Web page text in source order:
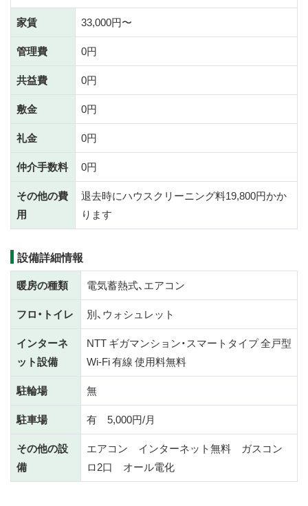
家賃
33,000円〜
管理費
0円
共益費
0円
敷金
0円
礼金
0円
仲介手数料
0円
その他の費
用
退去時にハウスクリーニング料19,800円かか
ります
設備詳細情報
暖房の種類
電気蓄熱式、エアコン
フロ・トイレ
別、ウォシュレット
インターネ
ット設備
NTT ギガマンション・スマートタイプ 全戸型
Wi-Fi 有線 使用料無料
駐輪場
無
駐車場
有 5,000円/月
その他の設
備
エアコン インターネット無料 ガスコン
ロ2口 オール電化